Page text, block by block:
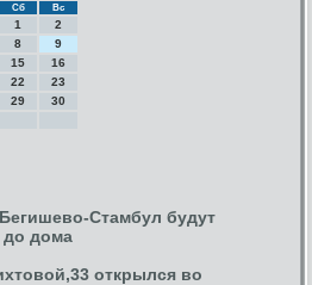
Сб Вс
1
2
8
9
15
16
22
23
29
30
Стамбул будут
до дома
открылся во